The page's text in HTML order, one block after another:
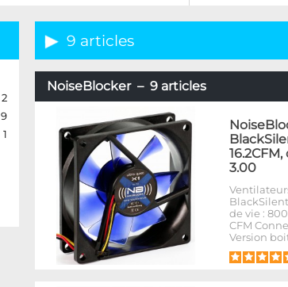
2
9
1
9 articles
NoiseBlocker – 9 articles
3.00
de vie :
CFM
Version